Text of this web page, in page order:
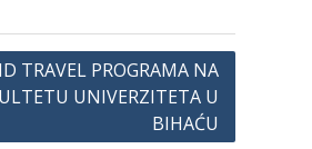
TRAVEL PROGRAMA NA
UNIVERZITETA U
BIHAĆU